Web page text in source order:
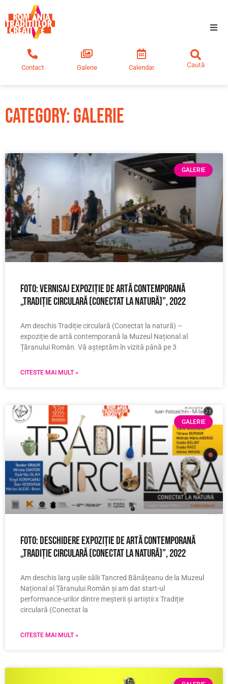
Tradiții creative
Contact Galerie Calendar
Category: Galerie
GALERIE
FOTO: Vernisaj expoziție de artă contemporană
„Tradiție circulară (Conectat la natură)”, 2022
Am deschis Tradiție circulară (Conectat la natură) –
expoziție de artă contemporană la Muzeul Național al
Țăranului Român. Vă așteptăm în vizită până pe 3
CITESTE MAI MULT »
GALERIE
FOTO: Deschidere expoziție de artă contemporană
„Tradiție circulară (Conectat la natură)”, 2022
Am deschis larg ușile sălii Tancred Bănățeanu de la Muzeul
Național al Țăranului Român și am dat start-ul
performance-urilor dintre meșterii și artiștii x Tradiție
circulară (Conectat la
CITESTE MAI MULT »